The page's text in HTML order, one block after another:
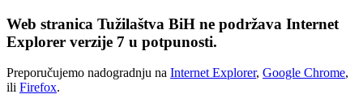
Web stranica Tužilaštva BiH ne podržava Internet
Explorer verzije 7 u potpunosti.
Preporučujemo nadogradnju na Internet Explorer, Google Chrome,
ili Firefox.